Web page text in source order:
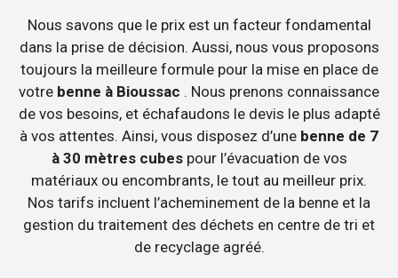
Nous savons que le prix est un facteur fondamental
dans la prise de décision. Aussi, nous vous proposons
toujours la meilleure formule pour la mise en place de
votre benne à Bioussac . Nous prenons connaissance
de vos besoins, et échafaudons le devis le plus adapté
à vos attentes. Ainsi, vous disposez d’une benne de 7
à 30 mètres cubespour l’évacuation de vos
matériaux ou encombrants, le tout au meilleur prix.
Nos tarifs incluent l’acheminement de la benne et la
gestion du traitement des déchets en centre de tri et
de recyclage agréé.